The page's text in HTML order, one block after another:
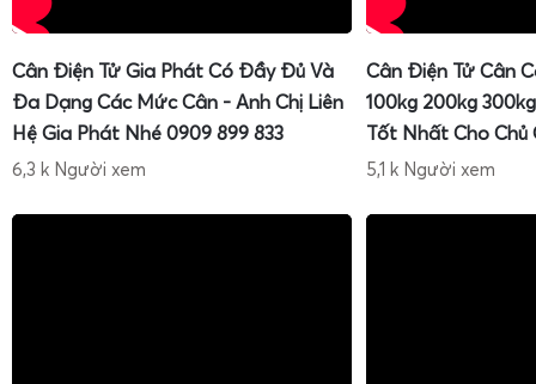
Cân Điện Tử Gia Phát Có Đầy Đủ Và
Đa Dạng Các Mức Cân - Anh Chị Liên
Hệ Gia Phát Nhé 0909 899 833
6,3 k Người xem
Cân Điện Tử Cân
100kg 200kg
Tốt Nhất Cho Chủ
5,1 k Người xem